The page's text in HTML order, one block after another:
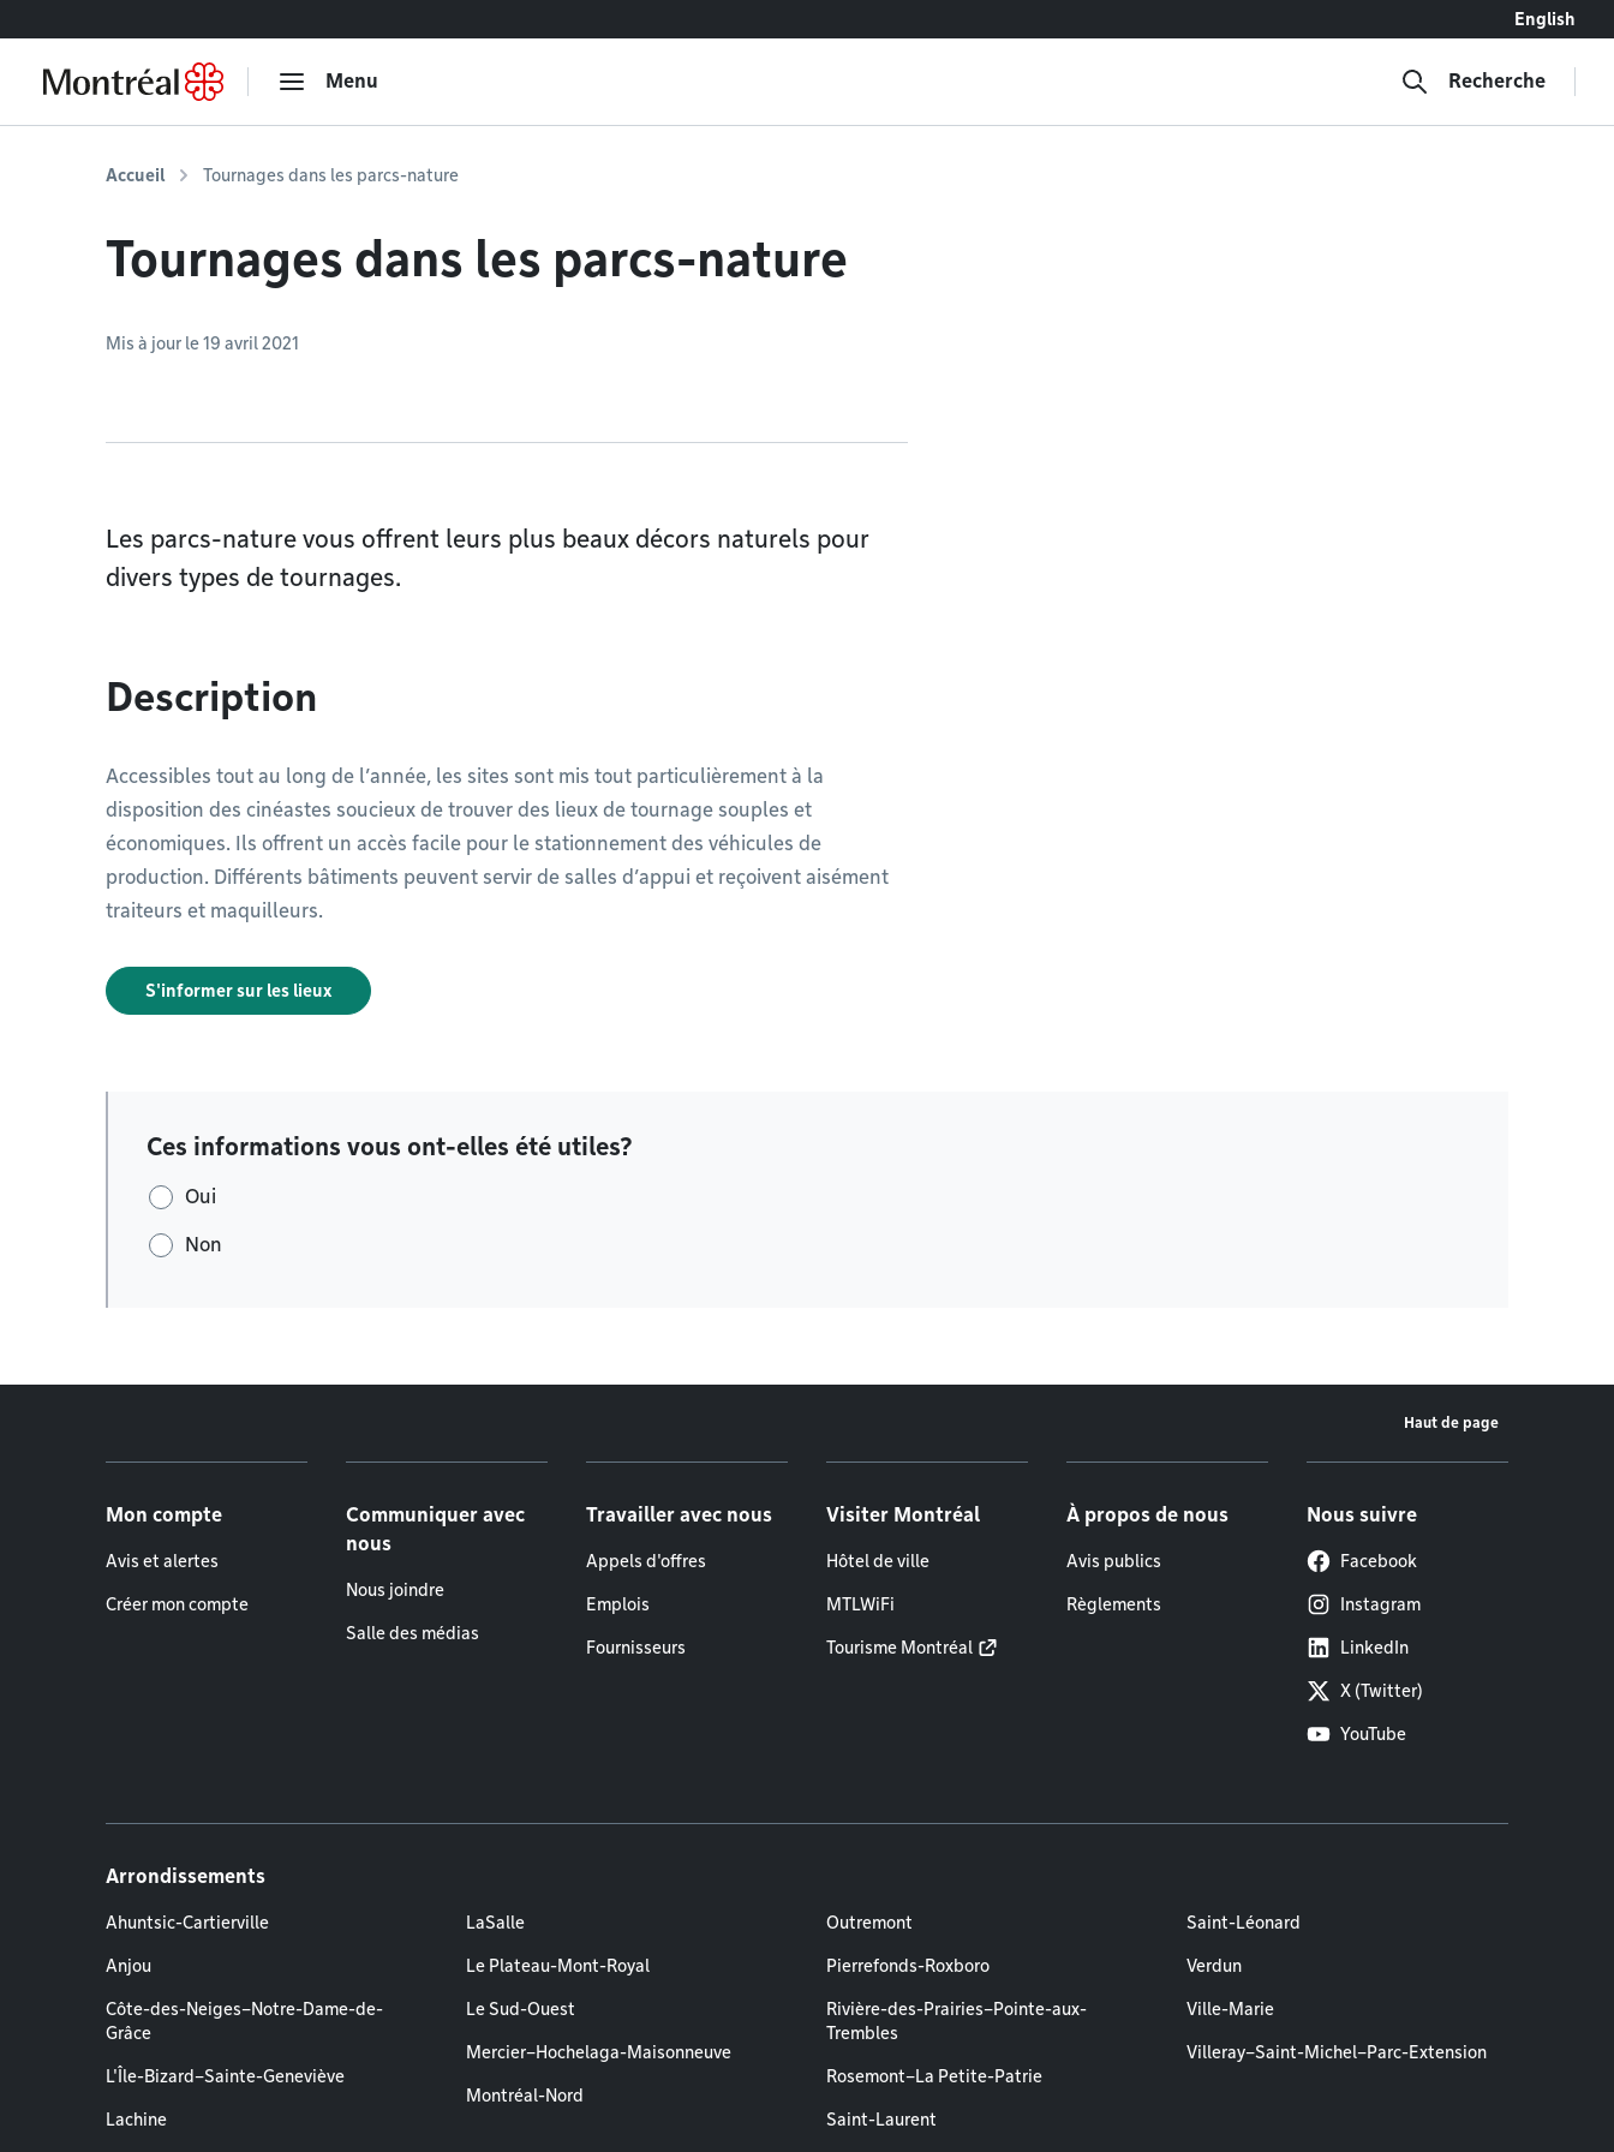
English
Menu Recherche
Accueil Tournages dans les parcs-nature
Tournages dans les parcs-nature
Mis à jour le 19 avril 2021
Les parcs-nature vous offrent leurs plus beaux décors naturels pour
divers types de tournages.
Description
Accessibles tout au long de l’année, les sites sont mis tout particulièrement à la
disposition des cinéastes soucieux de trouver des lieux de tournage souples et
économiques. Ils offrent un accès facile pour le stationnement des véhicules de
production. Différents bâtiments peuvent servir de salles d’appui et reçoivent aisément
traiteurs et maquilleurs.
S'informer sur les lieux
Ces informations vous ont-elles été utiles?
Oui
Non
Haut de page
Mon compte
Avis et alertes
Créer mon compte
Communiquer avec
nous
Nous joindre
Salle des médias
Travailler avec nous
Appels d'offres
Emplois
Fournisseurs
Visiter Montréal
Hôtel de ville
MTLWiFi
Tourisme Montréal
À propos de nous
Avis publics
Règlements
Nous suivre
Facebook
Instagram
LinkedIn
X (Twitter)
YouTube
Arrondissements
Ahuntsic-Cartierville
Anjou
Côte-des-Neiges–Notre-Dame-de-
Grâce
L'Île-Bizard–Sainte-Geneviève
Lachine
LaSalle
Le Plateau-Mont-Royal
Le Sud-Ouest
Mercier–Hochelaga-Maisonneuve
Montréal-Nord
Outremont
Pierrefonds-Roxboro
Rivière-des-Prairies–Pointe-aux-
Trembles
Rosemont–La Petite-Patrie
Saint-Laurent
Saint-Léonard
Verdun
Ville-Marie
Villeray–Saint-Michel–Parc-Extension